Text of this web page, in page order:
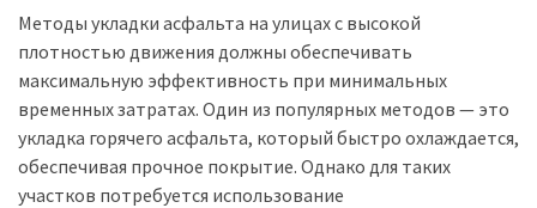
Методы укладки асфальта на улицах с высокой
плотностью движения должны обеспечивать
максимальную эффективность при минимальных
временных затратах. Один из популярных методов — это
укладка горячего асфальта, который быстро охлаждается,
обеспечивая прочное покрытие. Однако для таких
участков потребуется использование